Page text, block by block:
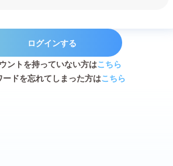
ログインする
ントを持っていない方はこちら
ードを忘れてしまった方はこちら